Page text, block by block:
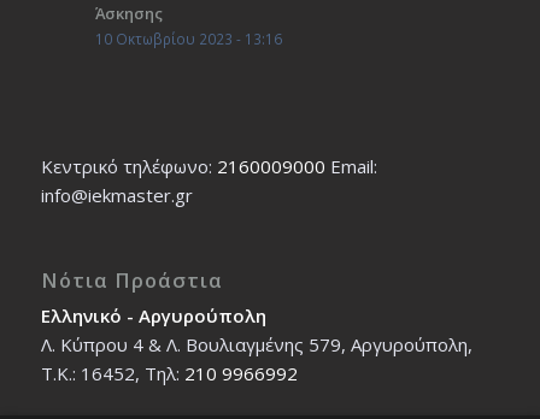
Άσκησης
10 Οκτωβρίου 2023 - 13:16
Κεντρικό τηλέφωνο: 2160009000 Εmail:
info@iekmaster.gr
Νότια Προάστια
Ελληνικό - Αργυρούπολη
Λ. Κύπρου 4 & Λ. Βουλιαγμένης 579, Αργυρούπολη,
T.K.: 16452, Τηλ: 210 9966992